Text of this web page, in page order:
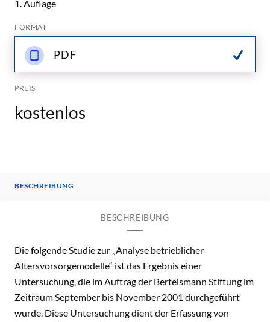
1. Auflage
FORMAT
PDF
PREIS
kostenlos
BESCHREIBUNG
BESCHREIBUNG
Die folgende Studie zur „Analyse betrieblicher
Altersvorsorgemodelle“ ist das Ergebnis einer
Untersuchung, die im Auftrag der Bertelsmann Stiftung im
Zeitraum September bis November 2001 durchgeführt
wurde. Diese Untersuchung dient der Erfassung von